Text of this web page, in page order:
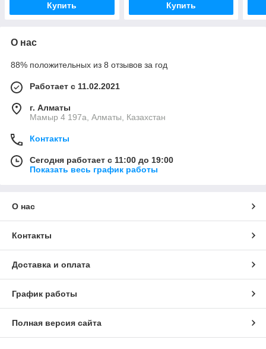
Купить Купить
О нас
88% положительных из 8 отзывов за год
Работает с 11.02.2021
г. Алматы
Мамыр 4 197а, Алматы, Казахстан
Контакты
Сегодня работает с 11:00 до 19:00
Показать весь график работы
О нас
Контакты
Доставка и оплата
График работы
Полная версия сайта